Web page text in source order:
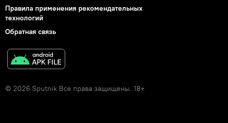
Правила применения рекомендательных
технологий
Обратная связь
© 2026 Sputnik Все права защищены. 18+